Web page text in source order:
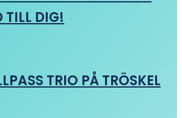
TILL DIG!
TRIO PÅ TRÖSKEL